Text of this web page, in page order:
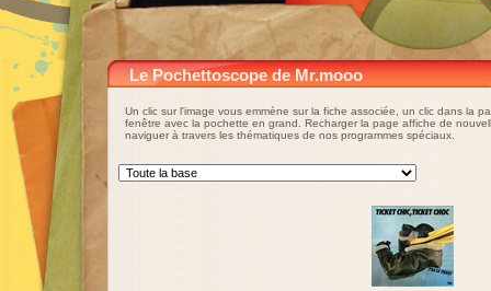
Le Pochettoscope de Mr.mooo
Un clic sur l'image vous emmène sur la fiche associée, un clic dans la
fenêtre avec la pochette en grand. Recharger la page affiche de
naviguer à travers les thématiques de nos programmes spéciaux.